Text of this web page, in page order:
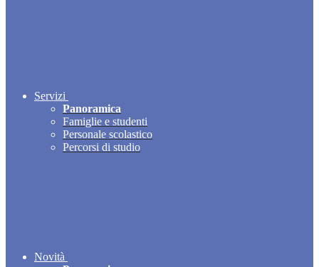
Servizi
Panoramica
Famiglie e studenti
Personale scolastico
Percorsi di studio
Novità